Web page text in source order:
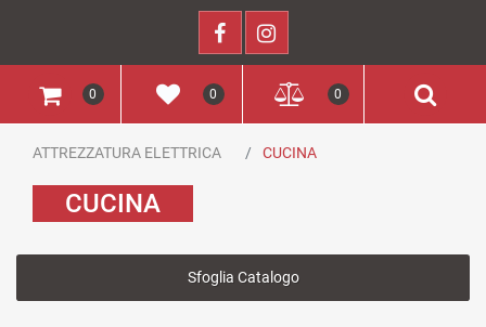
0 0 0
ATTREZZATURA ELETTRICA CUCINA
CUCINA
Sfoglia Catalogo